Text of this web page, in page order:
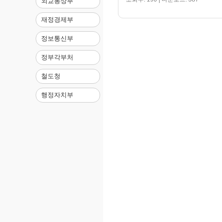
재정경제부
정보통신부
정부각부처
철도청
행정자치부